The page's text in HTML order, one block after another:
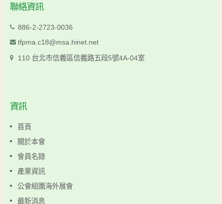
聯絡資訊
886-2-2723-0036
tfpma.c18@msa.hinet.net
110 台北市信義區信義路五段5號4A-04室
資訊
首頁
關於本會
會員名錄
產業資訊
公會組團海外展會
最新消息